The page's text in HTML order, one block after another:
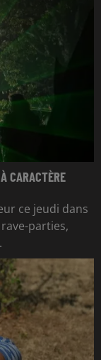
CARACTÈRE
ce jeudi dans
parties,